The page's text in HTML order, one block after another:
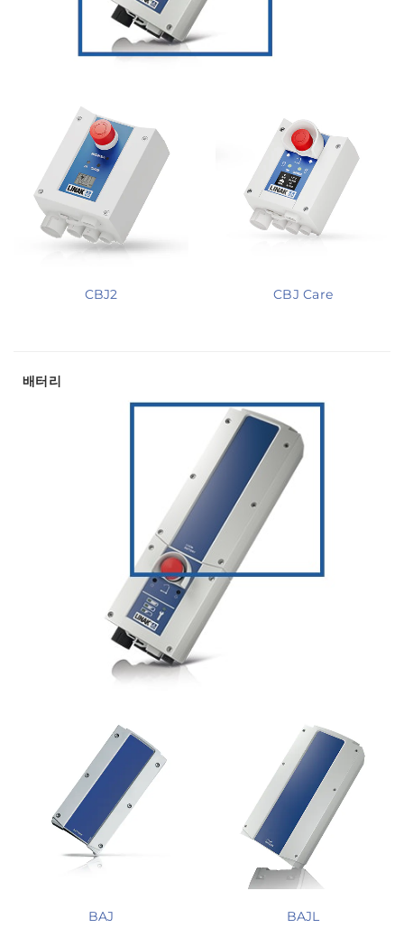
CBJ2 CBJ Care
배터리
BAJ BAJL